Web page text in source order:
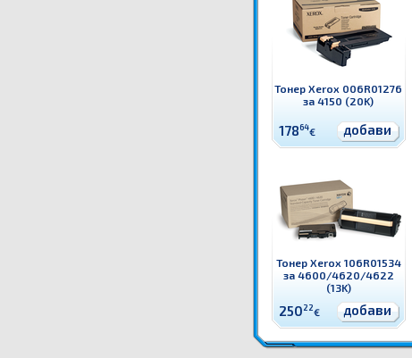
Тонер Xerox 006R01276
за 4150 (20K)
17864€ добави
Тонер Xerox 106R01534
за 4600/4620/4622
(13K)
25022€ добави